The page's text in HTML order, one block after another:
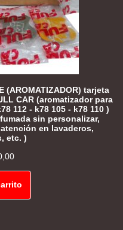
(AROMATIZADOR) tarjeta
CAR (aromatizador para
112 - k78 105 - k78 110 )
sin personalizar,
en lavaderos,
etc. )